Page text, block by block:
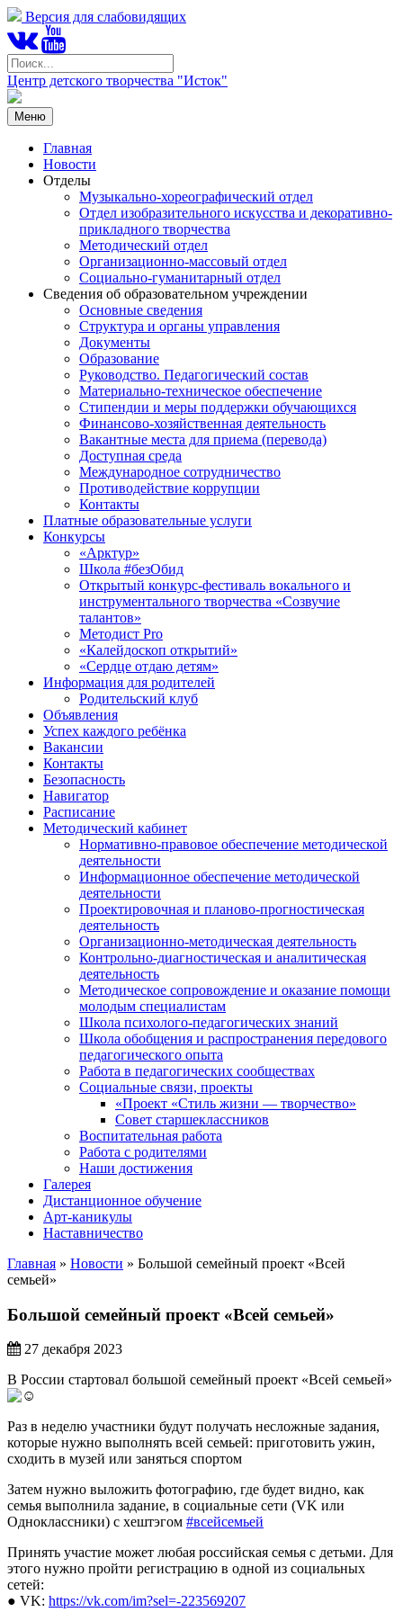
Версия для слабовидящих
Центр детского творчества "Исток"
Меню
Главная
Новости
Отделы
Музыкально-хореографический отдел
Отдел изобразительного искусства и декоративно-
прикладного творчества
Методический отдел
Организационно-массовый отдел
Социально-гуманитарный отдел
Сведения об образовательном учреждении
Основные сведения
Структура и органы управления
Документы
Образование
Руководство. Педагогический состав
Материально-техническое обеспечение
Стипендии и меры поддержки обучающихся
Финансово-хозяйственная деятельность
Вакантные места для приема (перевода)
Доступная среда
Международное сотрудничество
Противодействие коррупции
Контакты
Платные образовательные услуги
Конкурсы
«Арктур»
Школа #безОбид
Открытый конкурс-фестиваль вокального и
инструментального творчества «Созвучие
талантов»
Методист Pro
«Калейдоскоп открытий»
«Сердце отдаю детям»
Информация для родителей
Родительский клуб
Объявления
Успех каждого ребёнка
Вакансии
Контакты
Безопасность
Навигатор
Расписание
Методический кабинет
Нормативно-правовое обеспечение методической
деятельности
Информационное обеспечение методической
деятельности
Проектировочная и планово-прогностическая
деятельность
Организационно-методическая деятельность
Контрольно-диагностическая и аналитическая
деятельность
Методическое сопровождение и оказание помощи
молодым специалистам
Школа психолого-педагогических знаний
Школа обобщения и распространения передового
педагогического опыта
Работа в педагогических сообществах
Социальные связи, проекты
«Проект «Стиль жизни — творчество»
Совет старшеклассников
Воспитательная работа
Работа с родителями
Наши достижения
Галерея
Дистанционное обучение
Арт-каникулы
Наставничество
Главная » Новости » Большой семейный проект «Всей
семьей»
Большой семейный проект «Всей семьей»
27 декабря 2023
В России стартовал большой семейный проект «Всей семьей»
Раз в неделю участники будут получать несложные задания,
которые нужно выполнять всей семьей: приготовить ужин,
сходить в музей или заняться спортом
Затем нужно выложить фотографию, где будет видно, как
семья выполнила задание, в социальные сети (VK или
Одноклассники) с хештэгом #всейсемьей
Принять участие может любая российская семья с детьми. Для
этого нужно пройти регистрацию в одной из социальных
сетей:
● VK: https://vk.com/im?sel=-223569207